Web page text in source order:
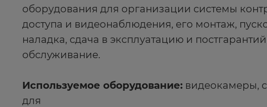
оборудования для организации системы
доступа и видеонаблюдения, его монтаж,
наладка, сдача в эксплуатацию и
обслуживание.
Используемое оборудование: видеокамеры,
для